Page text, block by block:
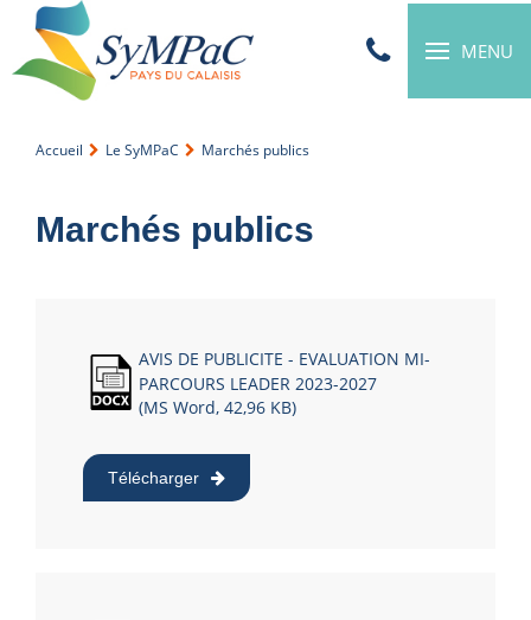
MENU
Accueil Le SyMPaC Marchés publics
Marchés publics
AVIS DE PUBLICITE - EVALUATION MI-
PARCOURS LEADER 2023-2027
(MS Word, 42,96 KB)
Télécharger